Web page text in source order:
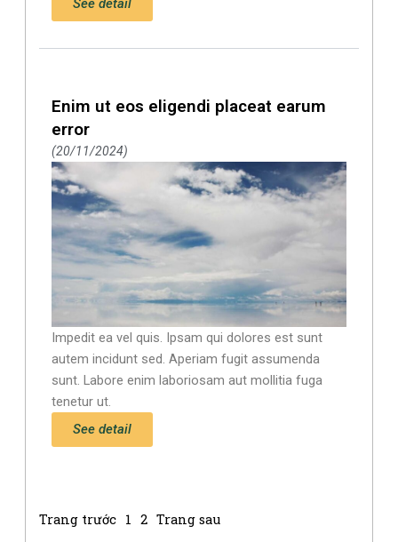
See detail
Enim ut eos eligendi placeat earum
error
20/11/2024
Impedit ea vel quis. Ipsam qui dolores est sunt
autem incidunt sed. Aperiam fugit assumenda
sunt. Labore enim laboriosam aut mollitia fuga
tenetur ut.
See detail
Trang trước 1 2 Trang sau